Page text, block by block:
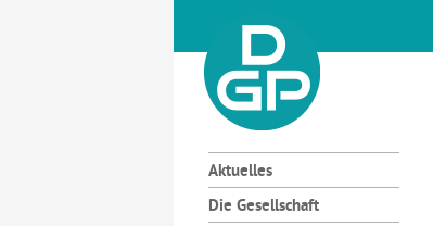
Aktuelles
Die Gesellschaft